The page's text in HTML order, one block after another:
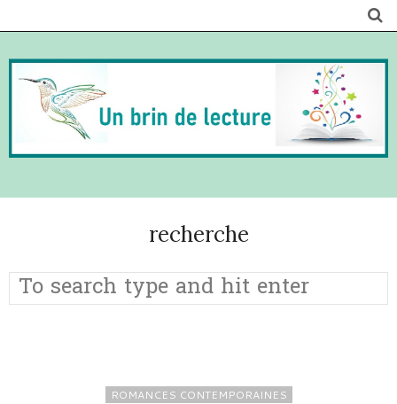
recherche
ROMANCES CONTEMPORAINES